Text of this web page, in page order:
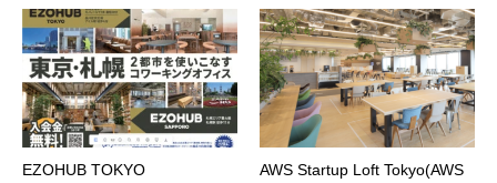
EZOHUB TOKYO
AWS Startup Loft Tokyo(AWS